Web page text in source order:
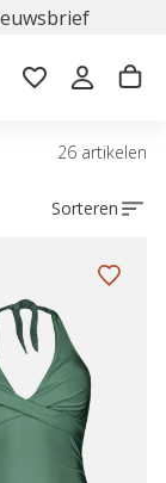
26 artikelen
Sorteren